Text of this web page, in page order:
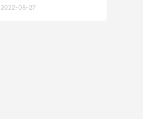
等短信验证码
2022-08-27